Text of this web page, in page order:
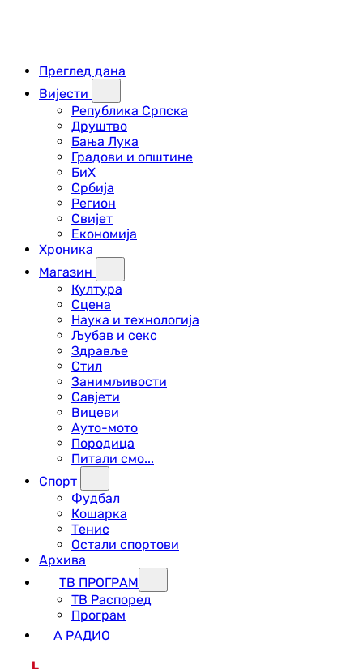
Преглед дана
Вијести
Република Српска
Друштво
Бања Лука
Градови и општине
БиХ
Србија
Регион
Свијет
Економија
Хроника
Магазин
Култура
Сцена
Наука и технологија
Љубав и секс
Здравље
Стил
Занимљивости
Савјети
Вицеви
Ауто-мото
Породица
Питали смо...
Спорт
Фудбал
Кошарка
Тенис
Остали спортови
Архива
ТВ ПРОГРАМ
ТВ Распоред
Програм
А РАДИО
L